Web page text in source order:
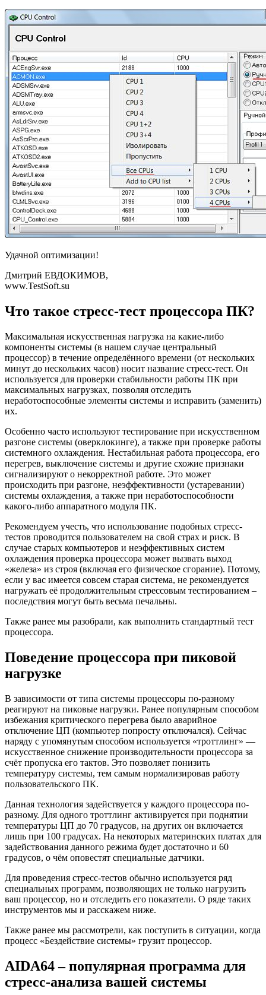
Удачной оптимизации!
Дмитрий ЕВДОКИМОВ,
www.TestSoft.su
Что такое стресс-тест процессора ПК?
Максимальная искусственная нагрузка на какие-либо
компоненты системы (в нашем случае центральный
процессор) в течение определённого времени (от нескольких
минут до нескольких часов) носит название стресс-тест. Он
используется для проверки стабильности работы ПК при
максимальных нагрузках, позволяя отследить
неработоспособные элементы системы и исправить (заменить)
их.
Особенно часто используют тестирование при искусственном
разгоне системы (оверклокинге), а также при проверке работы
системного охлаждения. Нестабильная работа процессора, его
перегрев, выключение системы и другие схожие признаки
сигнализируют о некорректной работе. Это может
происходить при разгоне, неэффективности (устаревании)
системы охлаждения, а также при неработоспособности
какого-либо аппаратного модуля ПК.
Рекомендуем учесть, что использование подобных стресс-
тестов проводится пользователем на свой страх и риск. В
случае старых компьютеров и неэффективных систем
охлаждения проверка процессора может вызвать выход
«железа» из строя (включая его физическое сгорание). Потому,
если у вас имеется совсем старая система, не рекомендуется
нагружать её продолжительным стрессовым тестированием –
последствия могут быть весьма печальны.
Также ранее мы разобрали, как выполнить стандартный тест
процессора.
Поведение процессора при пиковой
нагрузке
В зависимости от типа системы процессоры по-разному
реагируют на пиковые нагрузки. Ранее популярным способом
избежания критического перегрева было аварийное
отключение ЦП (компьютер попросту отключался). Сейчас
наряду с упомянутым способом используется «троттлинг» —
искусственное снижение производительности процессора за
счёт пропуска его тактов. Это позволяет понизить
температуру системы, тем самым нормализировав работу
пользовательского ПК.
Данная технология задействуется у каждого процессора по-
разному. Для одного троттлинг активируется при поднятии
температуры ЦП до 70 градусов, на других он включается
лишь при 100 градусах. На некоторых материнских платах для
задействования данного режима будет достаточно и 60
градусов, о чём оповестят специальные датчики.
Для проведения стресс-тестов обычно используется ряд
специальных программ, позволяющих не только нагрузить
ваш процессор, но и отследить его показатели. О ряде таких
инструментов мы и расскажем ниже.
Также ранее мы рассмотрели, как поступить в ситуации, когда
процесс «Бездействие системы» грузит процессор.
AIDA64 – популярная программа для
стресс-анализа вашей системы